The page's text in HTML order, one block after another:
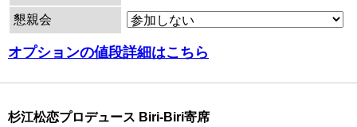
懇親会
オプションの値段詳細はこちら
杉江松恋プロデュース Biri-Biri寄席